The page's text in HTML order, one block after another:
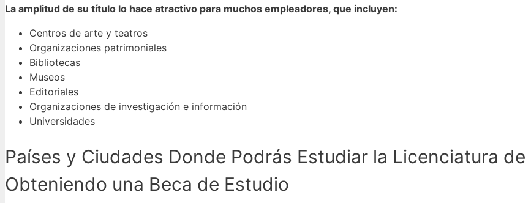
La amplitud de su título lo hace atractivo para muchos empleadores, que incluyen:
Centros de arte y teatros
Organizaciones patrimoniales
Bibliotecas
Museos
Editoriales
Organizaciones de investigación e información
Universidades
Países y Ciudades Donde Podrás Estudiar la Licenciatura
Obteniendo una Beca de Estudio